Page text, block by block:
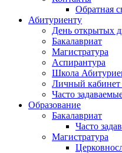
Обратная
Абитуриенту
День открытых
Бакалавриат
Магистратура
Аспирантура
Школа
Личный кабинет
Часто
Образование
Бакалавриат
Часто
Магистратура